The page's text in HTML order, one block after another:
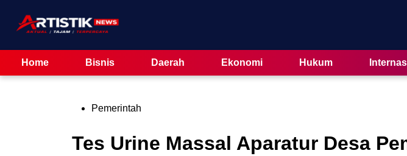
content
Home Bisnis Daerah Ekonomi Hukum
PostedPemerintah
Tes Urine Massal Aparatur Desa